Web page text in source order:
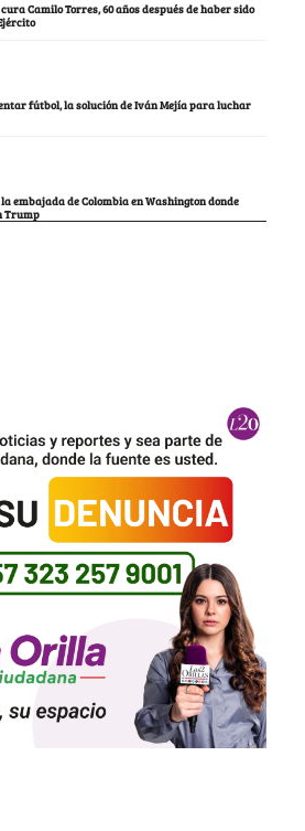
Camilo Torres, 60 años después de haber sido
fútbol, la solución de Iván Mejía para luchar
embajada de Colombia en Washington donde
Trump